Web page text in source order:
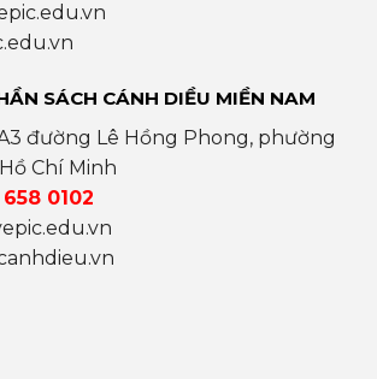
SÁCH CÁNH DIỀU MIỀN NAM
đường Lê Hồng Phong, phường
Chí Minh
0102